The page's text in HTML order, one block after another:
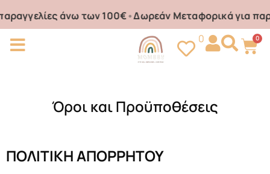
άνω των 100€•Δωρεάν Μεταφορικά για
0
0
Όροι και Προϋποθέσεις
ΠΟΛΙΤΙΚΗ ΑΠΟΡΡΗΤΟΥ